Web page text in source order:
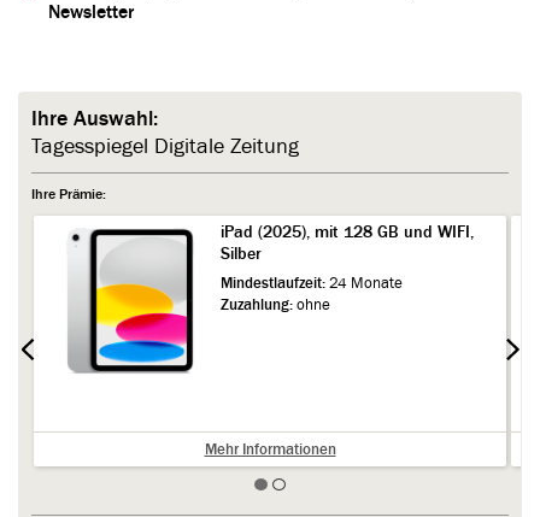
Newsletter
Ihre Auswahl:
Tagesspiegel Digitale Zeitung
Ihre Prämie:
iPad (2025), mit 128 GB und WIFI,
Silber
Mindestlaufzeit:24 Monate
Zuzahlung:ohne
Mehr Informationen